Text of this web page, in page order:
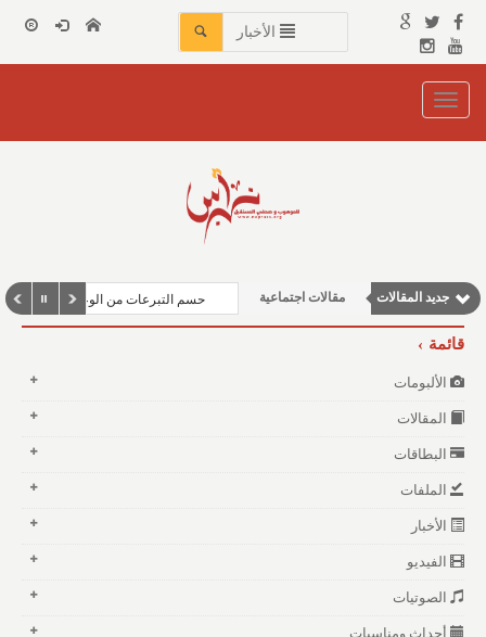
الأخبار
Toggle
navigation
جديد المقالات مقالات اجتماعية
نوافذ الثقافة و الأدب
حسم التبرعات من الوعاء الزكوي
قائمة
الألبومات
المقالات
البطاقات
الملفات
الأخبار
الفيديو
الصوتيات
أحداث ومناسبات